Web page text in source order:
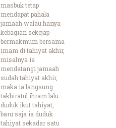
masbuk tetap
mendapat pahala
jamaah walau hanya
kebagian sekejap
bermakmum bersama
imam di tahiyat akhir,
misalnya ia
mendatangi jamaah
sudah tahiyat akhir,
maka ia langsung
takbiratul ihram lalu
duduk ikut tahiyat,
baru saja ia duduk
tahiyat sekadar satu